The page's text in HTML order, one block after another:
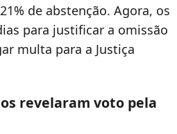
de abstenção. Agora, os
para justificar a omissão
multa para a Justiça
revelaram voto pela